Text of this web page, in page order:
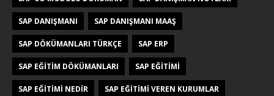
SAP DANIŞMANI SAP DANIŞMANI MAAŞ
SAP DÖKÜMANLARI TÜRKÇE SAP ERP
SAP EĞITIM DÖKÜMANLARI SAP EĞITIMI
SAP EĞITIMI NEDIR SAP EĞITIMI VEREN KURUMLAR